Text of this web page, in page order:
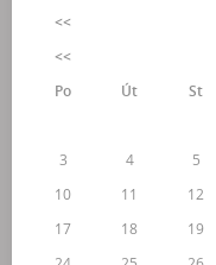
<<
<<
Po
Út St
3
4 5
10
11 12
17
18 19